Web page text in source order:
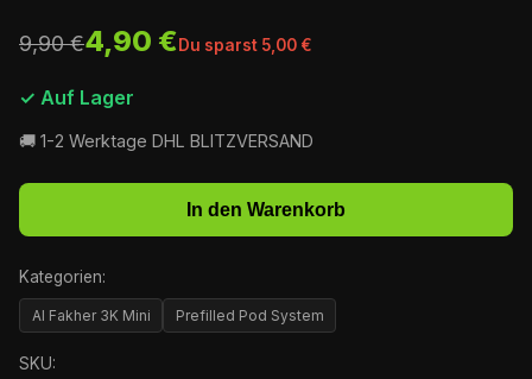
9,90 €4,90 €Du sparst 5,00 €
✓ Auf Lager
🚚 1-2 Werktage DHL BLITZVERSAND
In den Warenkorb
Kategorien:
Al Fakher 3K Mini Prefilled Pod System
SKU: